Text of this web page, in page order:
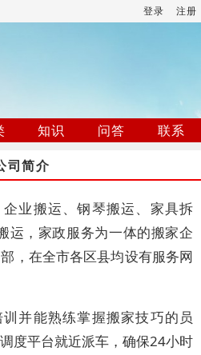
登录 注册
知识 问答
联系
司简介
业搬运、钢琴搬运、家具拆
运，家政服务为一体的搬家企
，在全市各区县均设有服务网
并能熟练掌握搬家技巧的员
度平台就近派车，确保24小时